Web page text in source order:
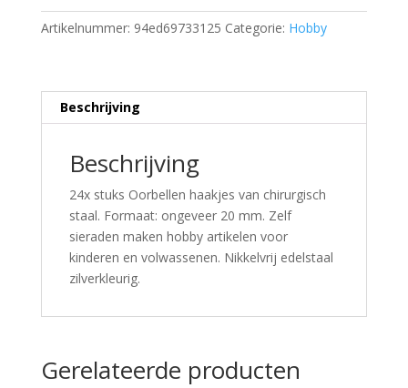
Artikelnummer: 94ed69733125 Categorie: Hobby
Beschrijving
Beschrijving
24x stuks Oorbellen haakjes van chirurgisch
staal. Formaat: ongeveer 20 mm. Zelf
sieraden maken hobby artikelen voor
kinderen en volwassenen. Nikkelvrij edelstaal
zilverkleurig.
Gerelateerde producten